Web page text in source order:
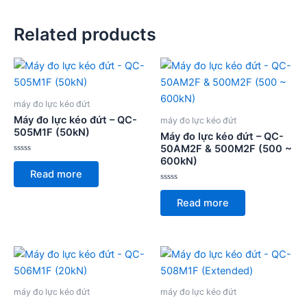
Related products
máy đo lực kéo đứt
Máy đo lực kéo đứt – QC-
505M1F (50kN)
Rated
of
Read more
máy đo lực kéo đứt
Máy đo lực kéo đứt – QC-
50AM2F & 500M2F (500 ~
600kN)
Rated
of
Read more
máy đo lực kéo đứt máy đo lực kéo đứt